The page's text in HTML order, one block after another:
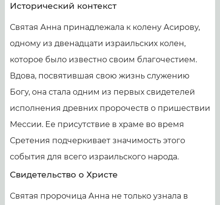
Исторический контекст
Святая Анна принадлежала к колену Асирову,
одному из двенадцати израильских колен,
которое было известно своим благочестием.
Вдова, посвятившая свою жизнь служению
Богу, она стала одним из первых свидетелей
исполнения древних пророчеств о пришествии
Мессии. Ее присутствие в храме во время
Сретения подчеркивает значимость этого
события для всего израильского народа.
Свидетельство о Христе
Святая пророчица Анна не только узнала в